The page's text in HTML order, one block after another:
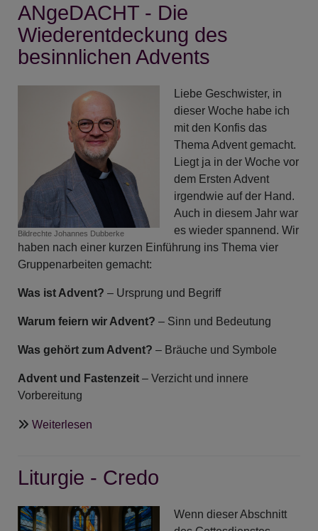
Das
Lied
vor
der
ANgeDACHT - Die
Wiederentdeckung des
besinnlichen Advents
Bildrechte Johannes Dubberke
Liebe Geschwister, in
dieser Woche habe ich
mit den Konfis das
Thema Advent gemacht.
Liegt ja in der Woche vor
dem Ersten Advent
irgendwie auf der Hand.
Auch in diesem Jahr war
es wieder spannend. Wir
haben nach einer kurzen Einführung ins Thema vier
Gruppenarbeiten gemacht:
Was ist Advent? – Ursprung und Begriff
Warum feiern wir Advent? – Sinn und Bedeutung
Was gehört zum Advent? – Bräuche und Symbole
Advent und Fastenzeit – Verzicht und innere
Vorbereitung
Weiterlesen
Die
des
besinnlichen
Liturgie - Credo
Wenn dieser Abschnitt